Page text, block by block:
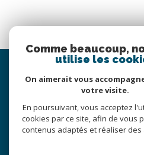
christophe@immojoy.com
8 Avenue Jean Pierre
Comme beaucoup,
utilise les
On aimerait vous
votre visite.
En poursuivant, vous acceptez
cookies par ce site, afin de vous
contenus adaptés et réaliser des